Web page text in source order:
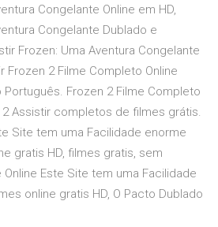
Congelante Online em HD,
Congelante Dublado e
Frozen: Uma Aventura Congelante
Frozen 2 Filme Completo Online
Frozen 2 Filme Completo
2 Assistir completos de filmes grátis.
Site tem uma Facilidade enorme
gratis HD, filmes gratis, sem
Este Site tem uma Facilidade
online gratis HD, O Pacto Dublado